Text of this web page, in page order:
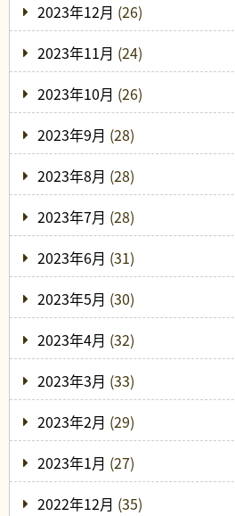
2023年12月 (26)
2023年11月 (24)
2023年10月 (26)
2023年9月 (28)
2023年8月 (28)
2023年7月 (28)
2023年6月 (31)
2023年5月 (30)
2023年4月 (32)
2023年3月 (33)
2023年2月 (29)
2023年1月 (27)
2022年12月 (35)